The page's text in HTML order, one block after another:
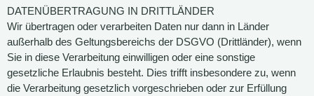
DATENÜBERTRAGUNG IN DRITTLÄNDER
Wir übertragen oder verarbeiten Daten nur dann in Länder
außerhalb des Geltungsbereichs der DSGVO (Drittländer), wenn
Sie in diese Verarbeitung einwilligen oder eine sonstige
gesetzliche Erlaubnis besteht. Dies trifft insbesondere zu, wenn
die Verarbeitung gesetzlich vorgeschrieben oder zur Erfüllung